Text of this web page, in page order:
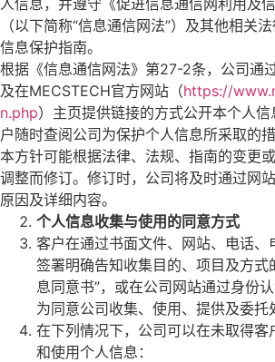
（以下简称“信息通信网法”）及其他相关
信息保护指南。
根据《信息通信网法》第27-2条，公司通
及在MECSTECH官方网站（https://
n.php）主页提供链接的方式公开本个人
户随时查阅公司为保护个人信息所采取的措
本方针可能根据法律、法规、指南的变更
调整而修订。修订时，公司将及时通过网
原因及详细内容。
个人信息收集与使用的同意方式
客户在通过书面文件、网站、电话、
签署明确告知收集目的、项目及方式
息同意书”，或在公司网站通过身份
为同意公司收集、使用、提供及委托
在下列情况下，公司可以在未取得客
和使用个人信息：